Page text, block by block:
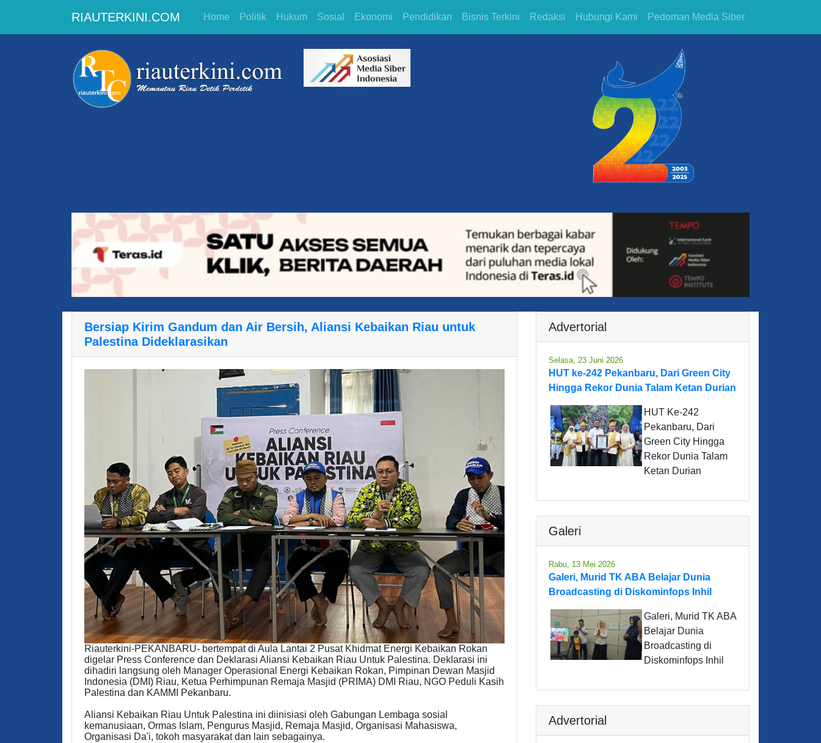
RIAUTERKINI.COM Home Politik Hukum Sosial Ekonomi Pendidikan Bisnis Terkini Redaksi Hubungi Kami Pedoman Media Siber
Bersiap Kirim Gandum dan Air Bersih, Aliansi Kebaikan Riau untuk
Palestina Dideklarasikan
Riauterkini-PEKANBARU- bertempat di Aula Lantai 2 Pusat Khidmat Energi Kebaikan Rokan
digelar Press Conference dan Deklarasi Aliansi Kebaikan Riau Untuk Palestina. Deklarasi ini
dihadiri langsung oleh Manager Operasional Energi Kebaikan Rokan, Pimpinan Dewan Masjid
Indonesia (DMI) Riau, Ketua Perhimpunan Remaja Masjid (PRIMA) DMI Riau, NGO Peduli Kasih
Palestina dan KAMMI Pekanbaru.
Aliansi Kebaikan Riau Untuk Palestina ini diinisiasi oleh Gabungan Lembaga sosial
kemanusiaan, Ormas Islam, Pengurus Masjid, Remaja Masjid, Organisasi Mahasiswa,
Organisasi Da'i, tokoh masyarakat dan lain sebagainya.
Advertorial
Selasa, 23 Juni 2026
HUT ke-242 Pekanbaru, Dari Green City
Hingga Rekor Dunia Talam Ketan Durian
HUT Ke-242
Pekanbaru, Dari
Green City Hingga
Rekor Dunia Talam
Ketan Durian
Galeri
Rabu, 13 Mei 2026
Galeri, Murid TK ABA Belajar Dunia
Broadcasting di Diskominfops Inhil
Galeri, Murid TK ABA
Belajar Dunia
Broadcasting di
Diskominfops Inhil
Advertorial